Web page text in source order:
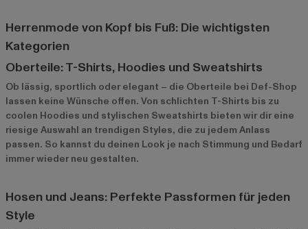
Herrenmode von Kopf bis Fuß: Die wichtigsten
Kategorien
Oberteile: T-Shirts, Hoodies und Sweatshirts
Ob lässig, sportlich oder elegant – die Oberteile bei Def-Shop
lassen keine Wünsche offen. Von schlichten T-Shirts bis zu
coolen Hoodies und stylischen Sweatshirts bieten wir dir eine
riesige Auswahl an trendigen Styles, die zu jedem Anlass
passen. So kannst du deinen Look je nach Stimmung und Bedarf
immer wieder neu gestalten.
Hosen und Jeans: Perfekte Passformen für jeden
Style